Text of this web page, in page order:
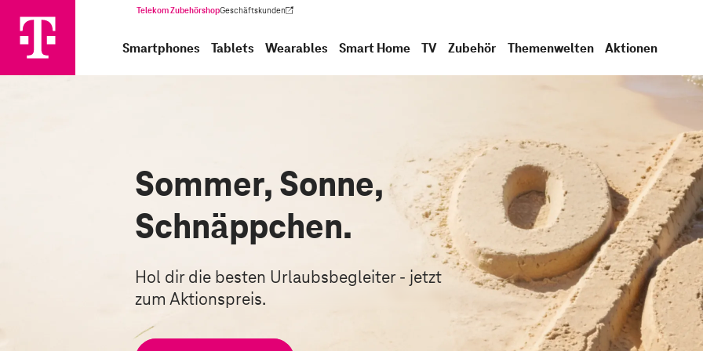
Telekom ZubehörshopGeschäftskunden
(Wird in einem neuen Tab geöffnet)
Smartphones Tablets Wearables Smart Home TV Zubehör Themenwelten Aktionen
Sommer, Sonne,
Schnäppchen.
Hol dir die besten Urlaubsbegleiter - jetzt
zum Aktionspreis.